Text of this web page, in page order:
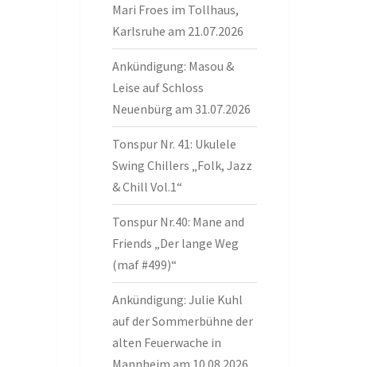
Mari Froes im Tollhaus,
Karlsruhe am 21.07.2026
Ankündigung: Masou &
Leise auf Schloss
Neuenbürg am 31.07.2026
Tonspur Nr. 41: Ukulele
Swing Chillers „Folk, Jazz
& Chill Vol.1“
Tonspur Nr.40: Mane and
Friends „Der lange Weg
(maf #499)“
Ankündigung: Julie Kuhl
auf der Sommerbühne der
alten Feuerwache in
Mannheim am 10.08.2026